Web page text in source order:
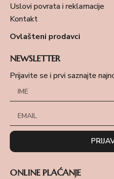
Uslovi povrata i reklamacije
Kontakt
Ovlašteni prodavci
NEWSLETTER
Prijavite se i prvi saznajte
ONLINE PLAĆANJE